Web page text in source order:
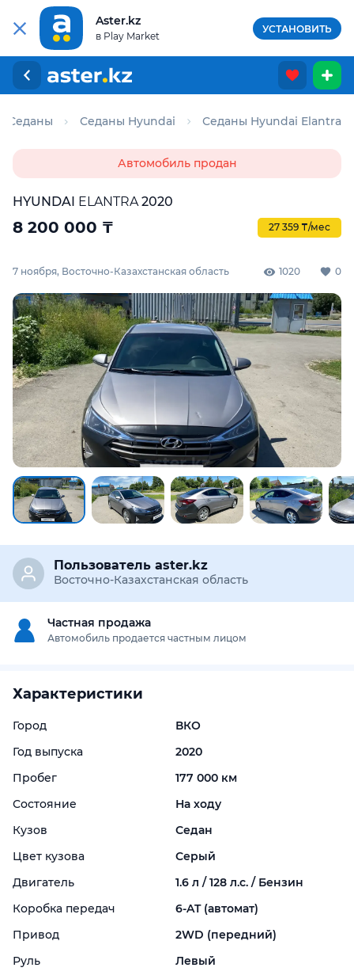
Aster.kz
в Play Market
УСТАНОВИТЬ
Седаны Седаны Hyundai Седаны Hyundai Elantra
Автомобиль продан
HYUNDAI ELANTRA2020
8 200 000 ₸ 27 359 ₸/мес
7 ноября, Восточно-Казахстанская область 1020 0
Пользователь aster.kz
Восточно-Казахстанская область
Частная продажа
Автомобиль продается частным лицом
Характеристики
Город
ВКО
Год выпуска
2020
Пробег
177 000 км
Состояние
На ходу
Кузов
Седан
Цвет кузова
Серый
Двигатель
1.6 л / 128 л.с. / Бензин
Коробка передач
6-AT (автомат)
Привод
2WD (передний)
Руль
Левый